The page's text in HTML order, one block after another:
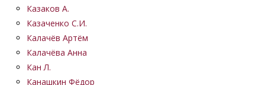
Казаков А.
Казаченко С.И.
Калачёв Артём
Калачёва Анна
Кан Л.
Канашкин Фёдор